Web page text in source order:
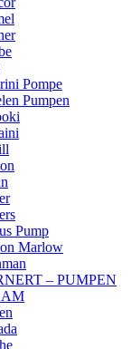
Pompe
Pumpen
Pump
Marlow
– PUMPEN